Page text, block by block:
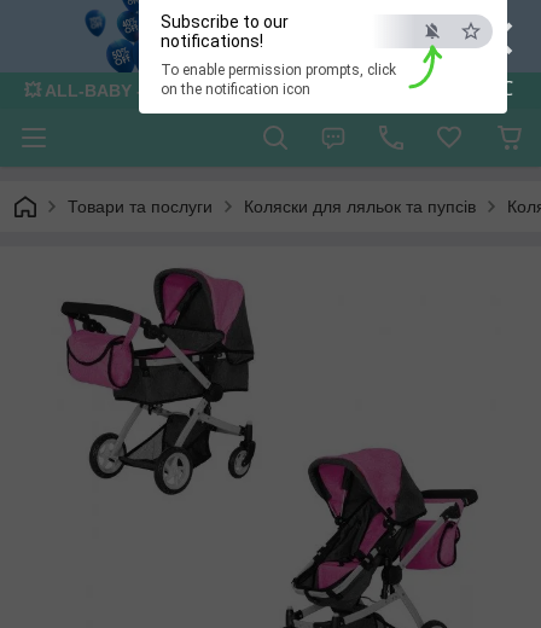
×
ESC
Subscribe to our
notifications!
To enable permission prompts, click
on the notification icon
💥 ALL-BABY - інтернет - магазин товарів для дітей
Товари та послуги Коляски для ляльок та пупсів